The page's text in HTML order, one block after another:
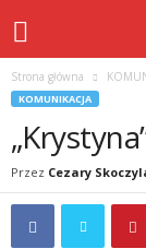
Strona główna
KOMUNIKACJA
Przez Cezary